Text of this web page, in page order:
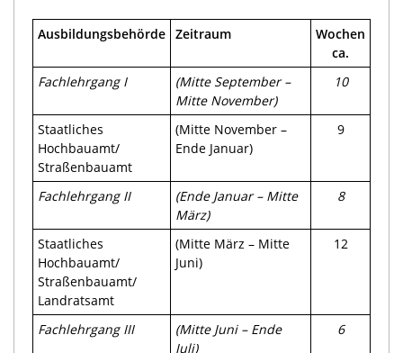
Ausbildungsbehörde Zeitraum
Wochen
ca.
Fachlehrgang I
(Mitte September –
Mitte November)
10
Staatliches
Hochbauamt/
Straßenbauamt
(Mitte November –
Ende Januar)
9
Fachlehrgang II
(Ende Januar – Mitte
März)
8
Staatliches
Hochbauamt/
Straßenbauamt/
Landratsamt
(Mitte März – Mitte
Juni)
12
Fachlehrgang III
(Mitte Juni – Ende
Juli)
6